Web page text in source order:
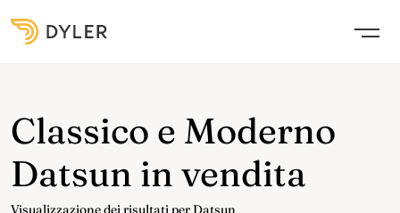
Classico e Moderno
Datsun in vendita
Visualizzazione dei risultati per Datsun